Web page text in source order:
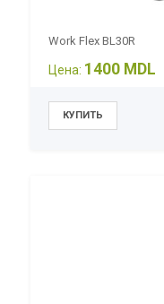
Work Flex BL30R
Цена: 1400 MDL